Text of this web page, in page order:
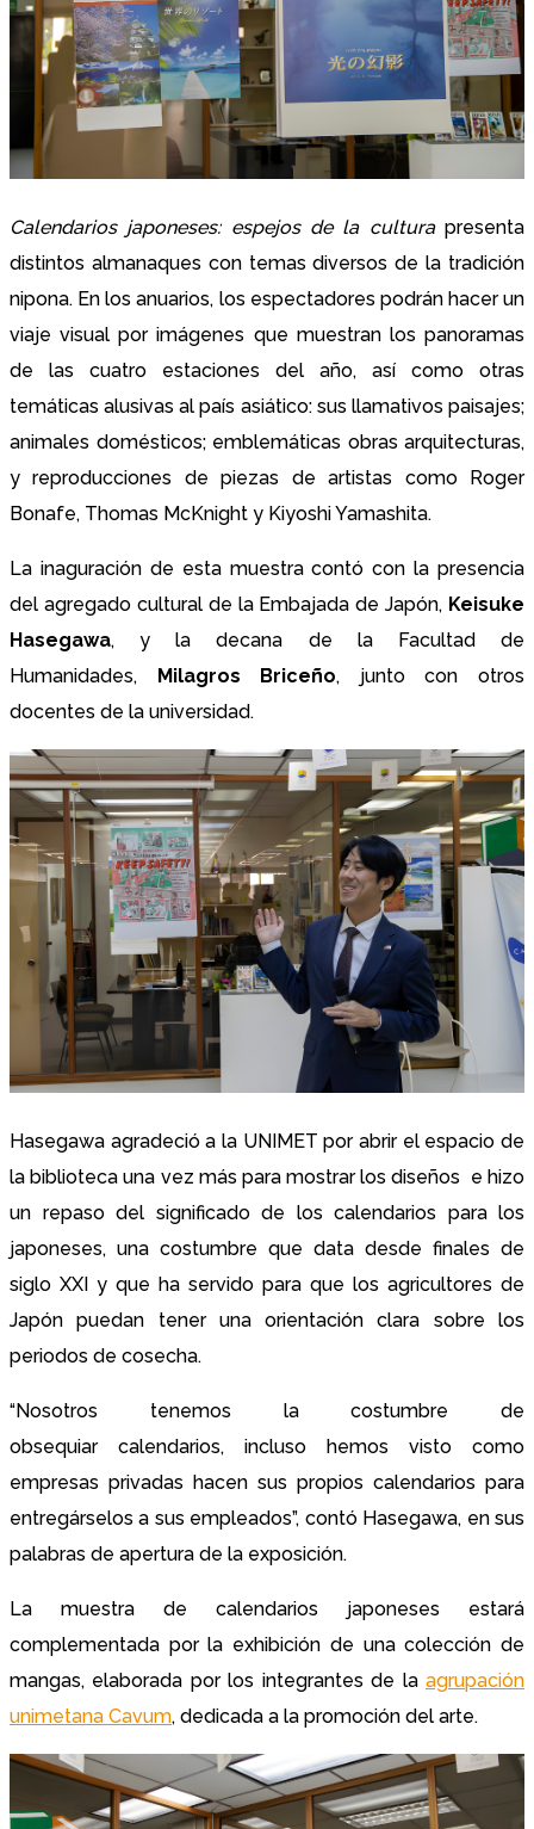
Calendarios japoneses: espejos de la culturapresenta
distintos almanaques con temas diversos de la tradición
nipona. En los anuarios, los espectadores podrán hacer un
viaje visual por imágenes que muestran los panoramas
de las cuatro estaciones del año, así como otras
temáticas alusivas al país asiático: sus llamativos paisajes;
animales domésticos; emblemáticas obras arquitecturas,
y reproducciones de piezas de artistas como Roger
Bonafe, Thomas McKnight y Kiyoshi Yamashita.
La inaguración de esta muestra contó con la presencia
del agregado cultural de la Embajada de Japón, Keisuke
Hasegawa, y la decana de la Facultad de
Humanidades, Milagros Briceño, junto con otros
docentes de la universidad.
Hasegawa agradeció a la UNIMET por abrir el espacio de
la biblioteca una vez más para mostrar los diseños e hizo
un repaso del significado de los calendarios para los
japoneses, una costumbre que data desde finales de
siglo XXI y que ha servido para que los agricultores de
Japón puedan tener una orientación clara sobre los
periodos de cosecha.
“Nosotros tenemos la costumbre de
obsequiar calendarios, incluso hemos visto como
empresas privadas hacen sus propios calendarios para
entregárselos a sus empleados”, contó Hasegawa, en sus
palabras de apertura de la exposición.
La muestra de calendarios japoneses estará
complementada por la exhibición de una colección de
mangas, elaborada por los integrantes de la agrupación
unimetana Cavum, dedicada a la promoción del arte.